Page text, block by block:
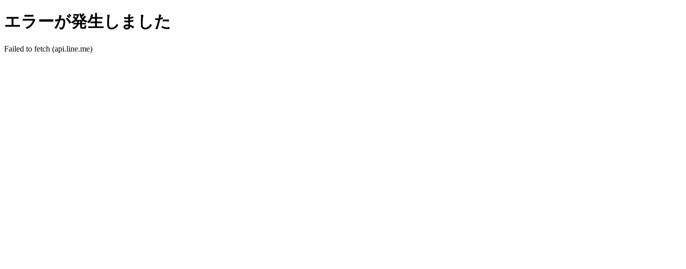
エラーが発生しました
Failed to fetch (api.line.me)